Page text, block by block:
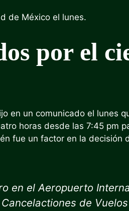
de México el lunes.
por el
en un comunicado el lunes
horas desde las 7:45 pm
fue un factor en la decisión
en el Aeropuerto
de